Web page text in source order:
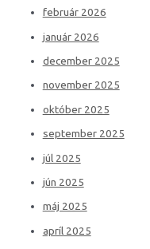
február 2026
január 2026
december 2025
november 2025
október 2025
september 2025
júl 2025
jún 2025
máj 2025
apríl 2025